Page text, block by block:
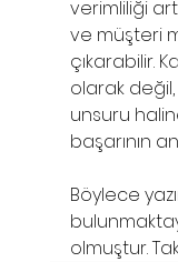
verimliliği
ve müşteri
çıkarabilir.
olarak
unsuru
başarının
Böylece
olmuştur.